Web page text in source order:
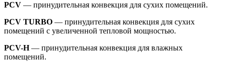
PCV — принудительная конвекция для сухих помещений.
PCV TURBO — принудительная конвекция для сухих
помещений с увеличенной тепловой мощностью.
PCV-H— принудительная конвекция для влажных
помещений.